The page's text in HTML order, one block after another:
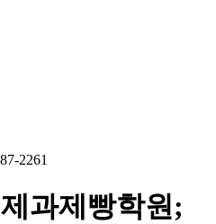
2261
과제빵학원;